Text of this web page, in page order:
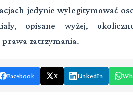
jedynie wylegitymować
opisane wyżej,
zatrzymania.
Facebook X LinkedIn